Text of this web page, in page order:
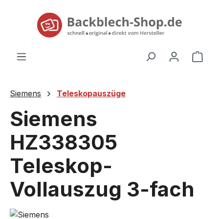
springen
Siemens Teleskopauszüge
Siemens
HZ338305
Teleskop-
Vollauszug 3-fach